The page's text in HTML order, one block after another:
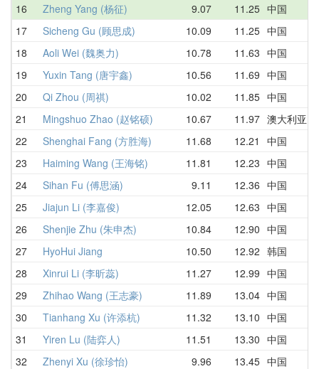
16 Zheng Yang (杨征) 9.07 11.25 中国
17 Sicheng Gu (顾思成) 10.09 11.25 中国
18 Aoli Wei (魏奥力) 10.78 11.63 中国
19 Yuxin Tang (唐宇鑫) 10.56 11.69 中国
20 Qi Zhou (周祺) 10.02 11.85 中国
21 Mingshuo Zhao (赵铭硕) 10.67 11.97 澳大利亚
22 Shenghai Fang (方胜海) 11.68 12.21 中国
23 Haiming Wang (王海铭) 11.81 12.23 中国
24 Sihan Fu (傅思涵) 9.11 12.36 中国
25 Jiajun Li (李嘉俊) 12.05 12.63 中国
26 Shenjie Zhu (朱申杰) 10.84 12.90 中国
27 HyoHui Jiang 10.50 12.92 韩国
28 Xinrui Li (李昕蕊) 11.27 12.99 中国
29 Zhihao Wang (王志豪) 11.89 13.04 中国
30 Tianhang Xu (许添杭) 11.32 13.10 中国
31 Yiren Lu (陆弈人) 11.51 13.30 中国
32 Zhenyi Xu (徐珍怡) 9.96 13.45 中国